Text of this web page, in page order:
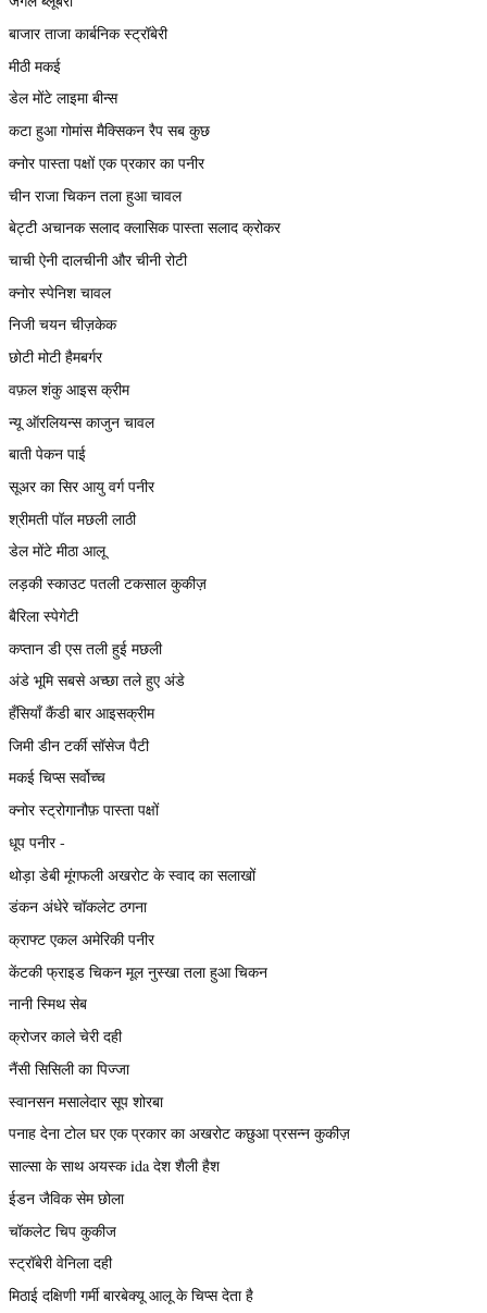
बाजार ताजा कार्बनिक स्ट्रॉबेरी
मीठी मकई
डेल मोंटे लाइमा बीन्स
कटा हुआ गोमांस मैक्सिकन रैप सब कुछ
क्नोर पास्ता पक्षों एक प्रकार का पनीर
चीन राजा चिकन तला हुआ चावल
बेट्टी अचानक सलाद क्लासिक पास्ता सलाद क्रोकर
चाची ऐनी दालचीनी और चीनी रोटी
क्नोर स्पेनिश चावल
निजी चयन चीज़केक
छोटी मोटी हैमबर्गर
वफ़ल शंकु आइस क्रीम
न्यू ऑरलियन्स काजुन चावल
बाती पेकन पाई
सूअर का सिर आयु वर्ग पनीर
श्रीमती पॉल मछली लाठी
डेल मोंटे मीठा आलू
लड़की स्काउट पतली टकसाल कुकीज़
बैरिला स्पेगेटी
कप्तान डी एस तली हुई मछली
अंडे भूमि सबसे अच्छा तले हुए अंडे
हँसियाँ कैंडी बार आइसक्रीम
जिमी डीन टर्की सॉसेज पैटी
मकई चिप्स सर्वोच्च
क्नोर स्ट्रोगानौफ़ पास्ता पक्षों
धूप पनीर -
थोड़ा डेबी मूंगफली अखरोट के स्वाद का सलाखों
डंकन अंधेरे चॉकलेट ठगना
क्राफ्ट एकल अमेरिकी पनीर
केंटकी फ्राइड चिकन मूल नुस्खा तला हुआ चिकन
नानी स्मिथ सेब
क्रोजर काले चेरी दही
नैंसी सिसिली का पिज्जा
स्वानसन मसालेदार सूप शोरबा
पनाह देना टोल घर एक प्रकार का अखरोट कछुआ प्रसन्न कुकीज़
साल्सा के साथ अयस्क ida देश शैली हैश
ईडन जैविक सेम छोला
चॉकलेट चिप कुकीज
स्ट्रॉबेरी वेनिला दही
मिठाई दक्षिणी गर्मी बारबेक्यू आलू के चिप्स देता है